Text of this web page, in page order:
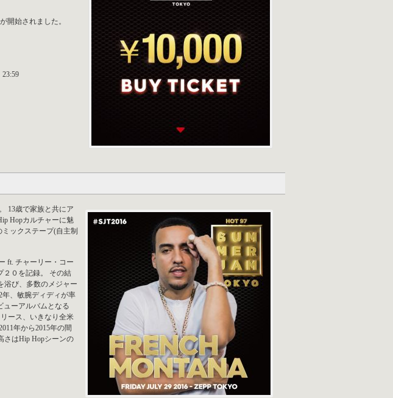
開始されました。
13歳で家族と共にア
Hopカルチャーに魅
ックステープ(自主制
ft. チャーリー・コー
２０を記録。 その結
浴び、多数のメジャー
年、敏腕ディディが率
ューアルバムとなる
ース、いきなり全米
年から2015年の間
さはHip Hopシーンの